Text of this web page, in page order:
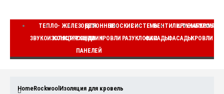
ТЕПЛО-
ЗВУКОИЗОЛЯЦИЯ
ЖЕЛЕЗОБЕТОННЫЕ
КОНСТРУКЦИИ
ДЛЯ
СЭНДВИЧ
ПАНЕЛЕЙ
ПЛОСКИЕ
КРОВЛИ
СИСТЕМЫ
РАЗУКЛОНКИ
ВЕНТИЛИРУЕМЫЕ
ФАСАДЫ
ШТУКАТУРНЫЕ
ФАСАДЫКРОВЛИ
HomeRockwool Изоляция для кровель